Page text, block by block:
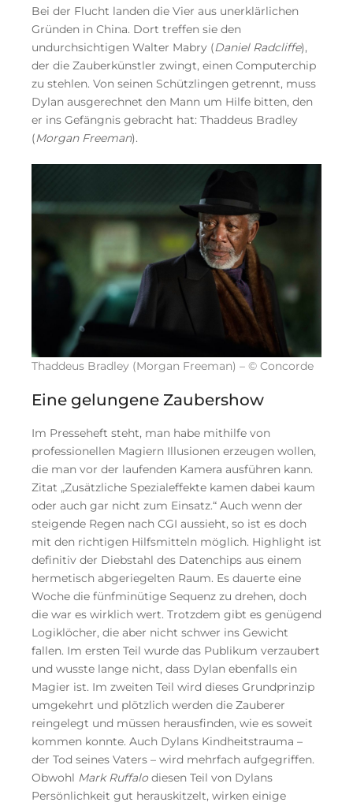
Bei der Flucht landen die Vier aus unerklärlichen
Gründen in China. Dort treffen sie den
undurchsichtigen Walter Mabry (Daniel Radcliffe),
der die Zauberkünstler zwingt, einen Computerchip
zu stehlen. Von seinen Schützlingen getrennt, muss
Dylan ausgerechnet den Mann um Hilfe bitten, den
er ins Gefängnis gebracht hat: Thaddeus Bradley
(Morgan Freeman).
Thaddeus Bradley (Morgan Freeman) – © Concorde
Eine gelungene Zaubershow
Im Presseheft steht, man habe mithilfe von
professionellen Magiern Illusionen erzeugen wollen,
die man vor der laufenden Kamera ausführen kann.
Zitat „Zusätzliche Spezialeffekte kamen dabei kaum
oder auch gar nicht zum Einsatz.“ Auch wenn der
steigende Regen nach CGI aussieht, so ist es doch
mit den richtigen Hilfsmitteln möglich. Highlight ist
definitiv der Diebstahl des Datenchips aus einem
hermetisch abgeriegelten Raum. Es dauerte eine
Woche die fünfminütige Sequenz zu drehen, doch
die war es wirklich wert. Trotzdem gibt es genügend
Logiklöcher, die aber nicht schwer ins Gewicht
fallen. Im ersten Teil wurde das Publikum verzaubert
und wusste lange nicht, dass Dylan ebenfalls ein
Magier ist. Im zweiten Teil wird dieses Grundprinzip
umgekehrt und plötzlich werden die Zauberer
reingelegt und müssen herausfinden, wie es soweit
kommen konnte. Auch Dylans Kindheitstrauma –
der Tod seines Vaters – wird mehrfach aufgegriffen.
Obwohl Mark Ruffalodiesen Teil von Dylans
Persönlichkeit gut herauskitzelt, wirken einige